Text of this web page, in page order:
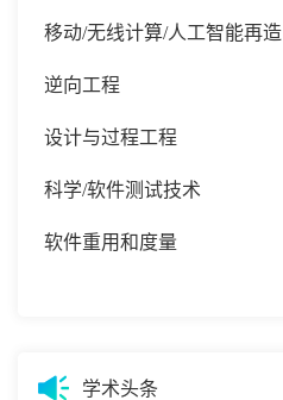
移动/无线计算/人工智能再造
逆向工程
设计与过程工程
科学/软件测试技术
软件重用和度量
学术头条